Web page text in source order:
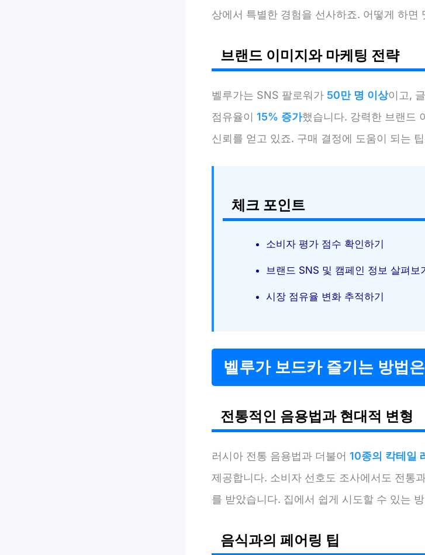
상에서 특별한 경험을 선사하죠. 어떻게 하면
브랜드 이미지와 마케팅 전략
벨루가는 SNS 팔로워가 50만 명 이상이고,
점유율이 15% 증가했습니다. 강력한 브랜드
신뢰를 얻고 있죠. 구매 결정에 도움이 되는
체크 포인트
소비자 평가 점수 확인하기
브랜드 SNS 및 캠페인 정보 살펴보
시장 점유율 변화 추적하기
벨루가 보드카 즐기는 방법
전통적인 음용법과 현대적 변형
러시아 전통 음용법과 더불어 10종의 칵테일
제공합니다. 소비자 선호도 조사에서도 전통
를 받았습니다. 집에서 쉽게 시도할 수 있는
음식과의 페어링 팁